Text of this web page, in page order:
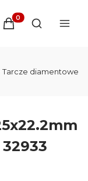
Produkty w
Otwórz
Tarcze diamentowe
32933